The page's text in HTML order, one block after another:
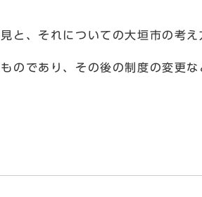
、それについての大垣市の考
のであり、その後の制度の変更